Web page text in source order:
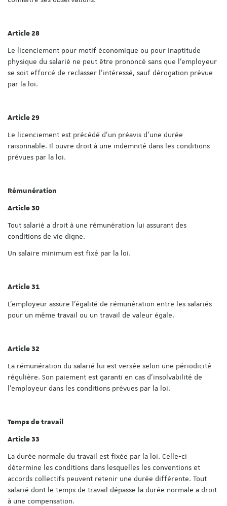
Article 28
Le licenciement pour motif économique ou pour inaptitude
physique du salarié ne peut être prononcé sans que l'employeur
se soit efforcé de reclasser l'intéressé, sauf dérogation prévue
par la loi.
Article 29
Le licenciement est précédé d'un préavis d'une durée
raisonnable. Il ouvre droit à une indemnité dans les conditions
prévues par la loi.
Rémunération
Article 30
Tout salarié a droit à une rémunération lui assurant des
conditions de vie digne.
Un salaire minimum est fixé par la loi.
Article 31
L'employeur assure l'égalité de rémunération entre les salariés
pour un même travail ou un travail de valeur égale.
Article 32
La rémunération du salarié lui est versée selon une périodicité
régulière. Son paiement est garanti en cas d'insolvabilité de
l'employeur dans les conditions prévues par la loi.
Temps de travail
Article 33
La durée normale du travail est fixée par la loi. Celle-ci
détermine les conditions dans lesquelles les conventions et
accords collectifs peuvent retenir une durée différente. Tout
salarié dont le temps de travail dépasse la durée normale a droit
à une compensation.